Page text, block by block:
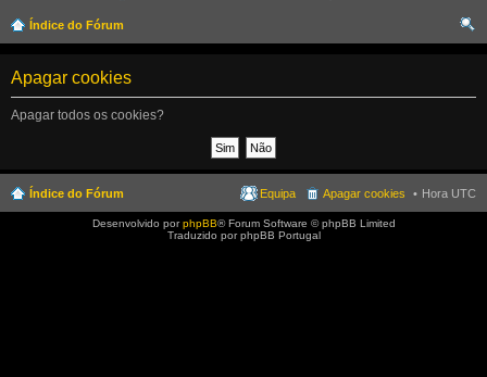
Índice do Fórum
Apagar cookies
Apagar todos os cookies?
Índice do Fórum Hora UTC
Apagar cookies
Equipa
Desenvolvido porphpBB® Forum Software © phpBB Limited
Traduzido por phpBB Portugal